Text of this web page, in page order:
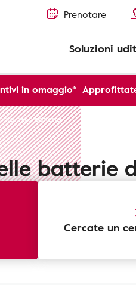
Prenotare
Soluzioni
in omaggio*
della batteria
batterie
Cercate un